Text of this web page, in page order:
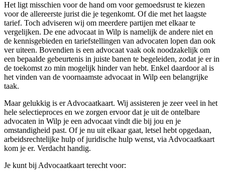
Het ligt misschien voor de hand om voor gemoedsrust te kiezen
voor de allereerste jurist die je tegenkomt. Of die met het laagste
tarief. Toch adviseren wij om meerdere partijen met elkaar te
vergelijken. De ene advocaat in Wilp is namelijk de andere niet en
de kennisgebieden en tariefstellingen van advocaten lopen dan ook
ver uiteen. Bovendien is een advocaat vaak ook noodzakelijk om
een bepaalde gebeurtenis in juiste banen te begeleiden, zodat je er in
de toekomst zo min mogelijk hinder van hebt. Enkel daardoor al is
het vinden van de voornaamste advocaat in Wilp een belangrijke
taak.
Maar gelukkig is er Advocaatkaart. Wij assisteren je zeer veel in het
hele selectieproces en we zorgen ervoor dat je uit de ontelbare
advocaten in Wilp je een advocaat vindt die bij jou en je
omstandigheid past. Of je nu uit elkaar gaat, letsel hebt opgedaan,
arbeidsrechtelijke hulp of juridische hulp wenst, via Advocaatkaart
kom je er. Verdacht handig.
Je kunt bij Advocaatkaart terecht voor: